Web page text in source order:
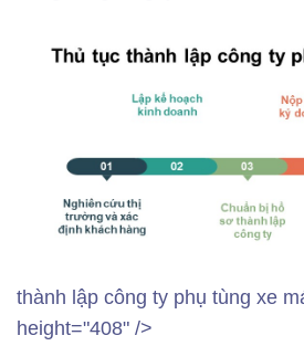
thành lập công ty phụ tùng xe
height="408" />